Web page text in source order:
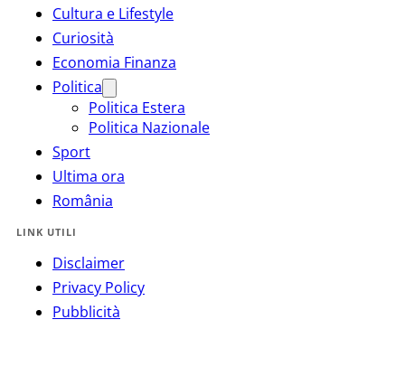
Cultura e Lifestyle
Curiosità
Economia Finanza
Politica
Politica Estera
Politica Nazionale
Sport
Ultima ora
România
LINK UTILI
Disclaimer
Privacy Policy
Pubblicità